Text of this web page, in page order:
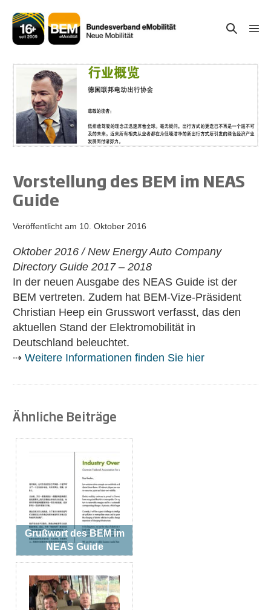
Inhalt
springen
Suche-
Vorstellung des BEM im NEAS
Guide
Veröffentlicht am 10. Oktober 2016
Oktober 2016 / New Energy Auto Company
Directory Guide 2017 – 2018
In der neuen Ausgabe des NEAS Guide ist der
BEM vertreten. Zudem hat BEM-Vize-Präsident
Christian Heep ein Grusswort verfasst, das den
aktuellen Stand der Elektromobilität in
Deutschland beleuchtet.
⇢ Weitere Informationen finden Sie hier
Ähnliche Beiträge
Grußwort des BEM im
NEAS Guide